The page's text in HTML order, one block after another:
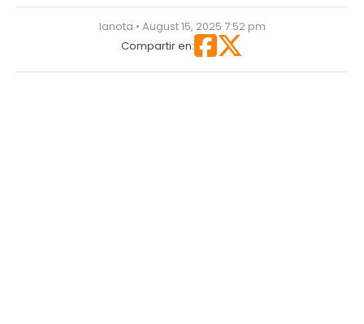
lanota • August 15, 2025 7:52 pm
Compartir en: